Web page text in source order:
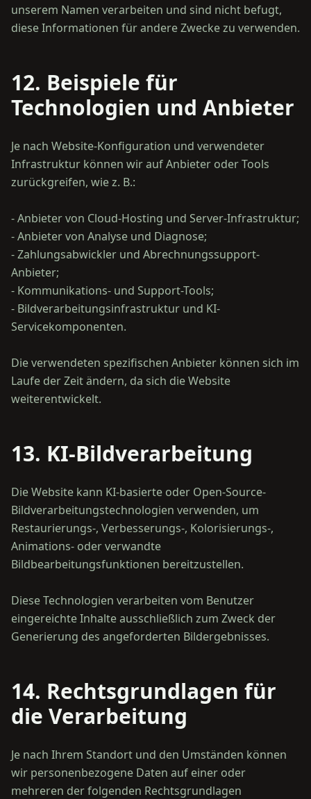
unserem Namen verarbeiten und sind nicht befugt,
12. Beispiele für
Technologien und Anbieter
Je nach Website-Konfiguration und verwendeter
Infrastruktur können wir auf Anbieter oder Tools
zurückgreifen, wie z. B.:
- Anbieter von Cloud-Hosting und Server-Infrastruktur;
- Anbieter von Analyse und Diagnose;
- Zahlungsabwickler und Abrechnungssupport-
Anbieter;
- Kommunikations- und Support-Tools;
- Bildverarbeitungsinfrastruktur und KI-
Servicekomponenten.
Die verwendeten spezifischen Anbieter können sich im
Laufe der Zeit ändern, da sich die Website
13. KI-Bildverarbeitung
Die Website kann KI-basierte oder Open-Source-
Bildverarbeitungstechnologien verwenden, um
Restaurierungs-, Verbesserungs-, Kolorisierungs-,
Animations- oder verwandte
Bildbearbeitungsfunktionen bereitzustellen.
Diese Technologien verarbeiten vom Benutzer
eingereichte Inhalte ausschließlich zum Zweck der
14. Rechtsgrundlagen für
die Verarbeitung
Je nach Ihrem Standort und den Umständen können
wir personenbezogene Daten auf einer oder
mehreren der folgenden Rechtsgrundlagen